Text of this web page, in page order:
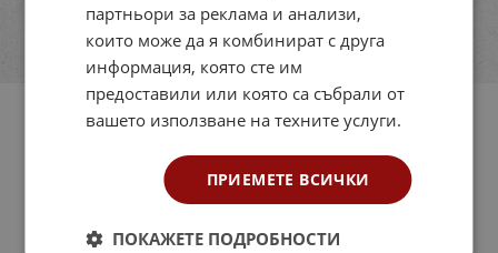
партньори за реклама и анализи,
които може да я комбинират с друга
информация, която сте им
предоставили или която са събрали от
вашето използване на техните услуги.
ПРИЕМЕТЕ ВСИЧКИ
ПОКАЖЕТЕ ПОДРОБНОСТИ